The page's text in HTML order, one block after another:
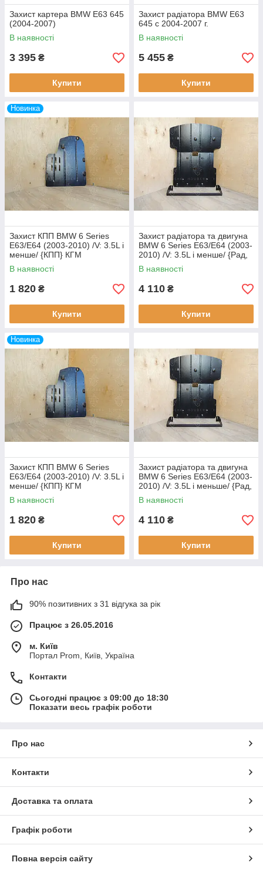
Захист картера BMW E63 645
(2004-2007)
В наявності
3 395 ₴
Купити
Захист радіатора BMW E63
645 c 2004-2007 г.
В наявності
5 455 ₴
Купити
Новинка
Захист КПП BMW 6 Series
E63/E64 (2003-2010) /V: 3.5L і
менше/ {КПП} КГМ
В наявності
1 820 ₴
Купити
Захист радіатора та двигуна
BMW 6 Series E63/E64 (2003-
2010) /V: 3.5L і менше/ {Рад,
ДВС} КГМ
В наявності
4 110 ₴
Купити
Новинка
Захист КПП BMW 6 Series
E63/E64 (2003-2010) /V: 3.5L і
менше/ {КПП} КГМ
В наявності
1 820 ₴
Купити
Захист радіатора та двигуна
BMW 6 Series E63/E64 (2003-
2010) /V: 3.5L і меньше/ {Рад,
ДВС} КГМ
В наявності
4 110 ₴
Купити
Про нас
90% позитивних з 31 відгука за рік
Працює з 26.05.2016
м. Київ
Портал Prom, Київ, Україна
Контакти
Сьогодні працює з 09:00 до 18:30
Показати весь графік роботи
Про нас
Контакти
Доставка та оплата
Графік роботи
Повна версія сайту